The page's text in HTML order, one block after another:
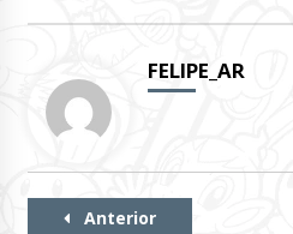
FELIPE_AR
Continue
Anterior